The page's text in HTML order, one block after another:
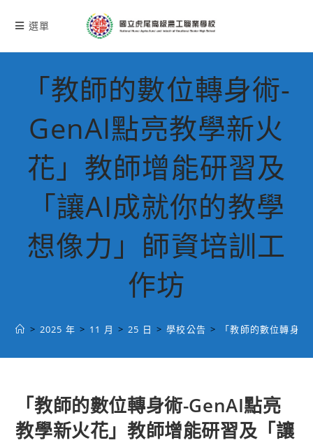
選單
「教師的數位轉身術-
GenAI點亮教學新火
花」教師增能研習及
「讓AI成就你的教學
想像力」師資培訓工
作坊
> 2025 年 > 11 月 > 25 日 > 學校公告 > 「教師的數位轉身
「教師的數位轉身術-GenAI點亮
教學新火花」教師增能研習及「讓